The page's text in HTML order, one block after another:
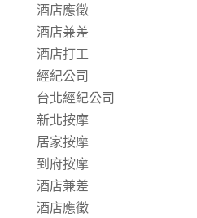
酒店應徵
酒店兼差
酒店打工
經紀公司
台北經紀公司
新北按摩
居家按摩
到府按摩
酒店兼差
酒店應徵